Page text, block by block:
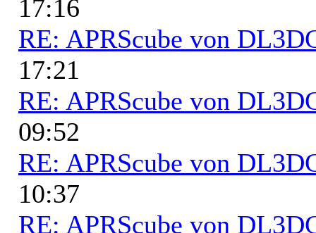
17:16
RE: APRScube von
17:21
RE: APRScube von
09:52
RE: APRScube von
10:37
RE: APRScube von